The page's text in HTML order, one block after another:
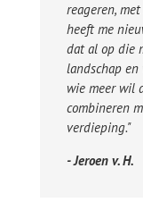
reageren,
heeft me
dat al op die
landschap en
wie meer wil
combineren
verdieping."
- Jeroen v. H.